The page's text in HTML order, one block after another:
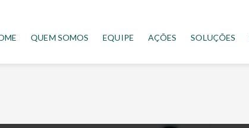
QUEM SOMOS EQUIPE AÇÕES SOLUÇÕES